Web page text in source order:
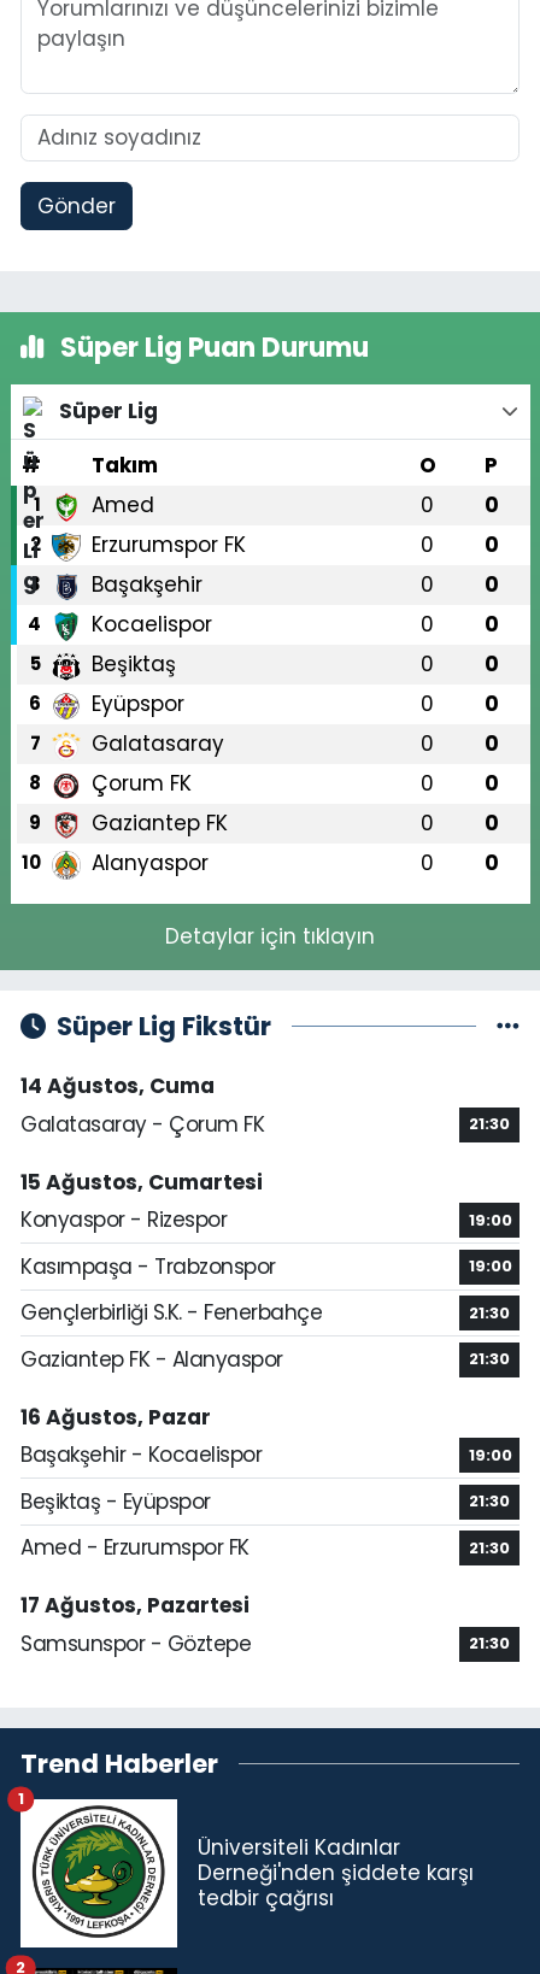
Gönder
Süper Lig Puan Durumu
Süper Lig
#
Takım O P
1 Amed 0 0
2 Erzurumspor FK 0 0
3 Başakşehir 0 0
4 Kocaelispor 0 0
5 Beşiktaş 0 0
6 Eyüpspor 0 0
7 Galatasaray 0 0
8 Çorum FK 0 0
9 Gaziantep FK 0 0
10 Alanyaspor 0 0
Detaylar için tıklayın
Süper Lig Fikstür
14 Ağustos, Cuma
Galatasaray - Çorum FK
21:30
15 Ağustos, Cumartesi
Konyaspor - Rizespor
19:00
Kasımpaşa - Trabzonspor 19:00
Gençlerbirliği S.K. - Fenerbahçe 21:30
Gaziantep FK - Alanyaspor 21:30
16 Ağustos, Pazar
Başakşehir - Kocaelispor
19:00
Beşiktaş - Eyüpspor 21:30
Amed - Erzurumspor FK 21:30
17 Ağustos, Pazartesi
Samsunspor - Göztepe
21:30
Trend Haberler
Üniversiteli Kadınlar
Derneği'nden şiddete karşı
tedbir çağrısı
1
2